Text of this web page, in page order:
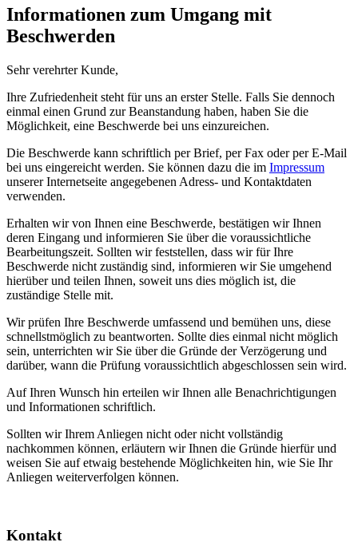
Informationen zum Umgang mit
Beschwerden
Sehr verehrter Kunde,
Ihre Zufriedenheit steht für uns an erster Stelle. Falls Sie dennoch
einmal einen Grund zur Beanstandung haben, haben Sie die
Möglichkeit, eine Beschwerde bei uns einzureichen.
Die Beschwerde kann schriftlich per Brief, per Fax oder per E-Mail
bei uns eingereicht werden. Sie können dazu die im Impressum
unserer Internetseite angegebenen Adress- und Kontaktdaten
verwenden.
Erhalten wir von Ihnen eine Beschwerde, bestätigen wir Ihnen
deren Eingang und informieren Sie über die voraussichtliche
Bearbeitungszeit. Sollten wir feststellen, dass wir für Ihre
Beschwerde nicht zuständig sind, informieren wir Sie umgehend
hierüber und teilen Ihnen, soweit uns dies möglich ist, die
zuständige Stelle mit.
Wir prüfen Ihre Beschwerde umfassend und bemühen uns, diese
schnellstmöglich zu beantworten. Sollte dies einmal nicht möglich
sein, unterrichten wir Sie über die Gründe der Verzögerung und
darüber, wann die Prüfung voraussichtlich abgeschlossen sein wird.
Auf Ihren Wunsch hin erteilen wir Ihnen alle Benachrichtigungen
und Informationen schriftlich.
Sollten wir Ihrem Anliegen nicht oder nicht vollständig
nachkommen können, erläutern wir Ihnen die Gründe hierfür und
weisen Sie auf etwaig bestehende Möglichkeiten hin, wie Sie Ihr
Anliegen weiterverfolgen können.
Kontakt